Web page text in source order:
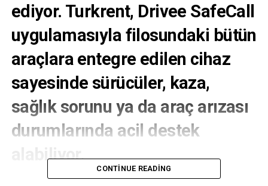
ediyor. Turkrent, Drivee SafeCall
uygulamasıyla filosundaki bütün
araçlara entegre edilen cihaz
sayesinde sürücüler, kaza,
sağlık sorunu ya da araç arızası
durumlarında acil destek
alabiliyor.
CONTINUE READING